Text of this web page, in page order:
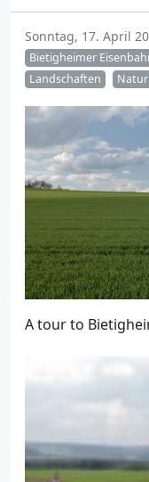
Sonntag, 17. April
Bietigheimer
Landschaften
Natur
A tour to